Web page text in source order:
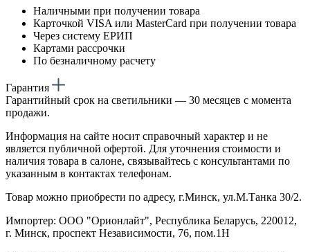
Наличными при получении товара
Карточкой VISA или MasterCard при получении товара
Через систему ЕРИП
Картами рассрочки
По безналичному расчету
Гарантия
Гарантийный срок на светильники — 30 месяцев с момента
продажи.
Информация на сайте носит справочный характер и не
является публичной офертой. Для уточнения стоимости и
наличия товара в салоне, связывайтесь с консультантами по
указанным в контактах телефонам.
Товар можно приобрести по адресу, г.Минск, ул.М.Танка 30/2.
Импортер: ООО "Орионлайт", Республика Беларусь, 220012,
г. Минск, проспект Независимости, 76, пом.1Н